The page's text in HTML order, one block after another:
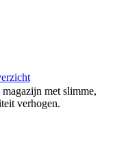
met slimme,
verhogen.